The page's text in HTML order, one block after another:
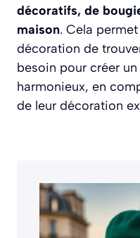
décoratifs, de
maison. Cela
décoration de
besoin pour créer
harmonieux, en
de leur décoration